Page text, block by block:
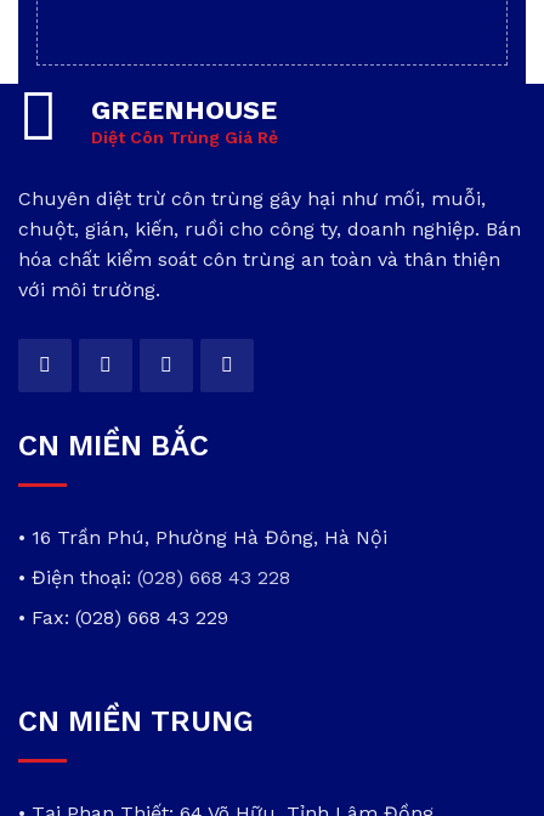
GREENHOUSE
Diệt Côn Trùng Giá Rẻ
Chuyên diệt trừ côn trùng gây hại như mối, muỗi,
chuột, gián, kiến, ruồi cho công ty, doanh nghiệp. Bán
hóa chất kiểm soát côn trùng an toàn và thân thiện
với môi trường.
CN MIỀN BẮC
• 16 Trần Phú, Phường Hà Đông, Hà Nội
• Điện thoại: (028) 668 43 228
• Fax: (028) 668 43 229
CN MIỀN TRUNG